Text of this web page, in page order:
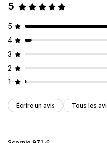
5
5
4
3
2
1
Écrire un avis Tous les